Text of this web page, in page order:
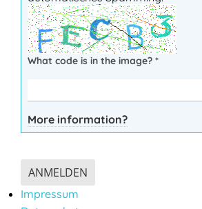
What code is in the image? *
More information?
ANMELDEN
Impressum